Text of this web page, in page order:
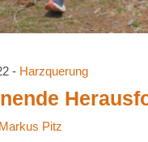
- Harzquerung
Markus Pitz